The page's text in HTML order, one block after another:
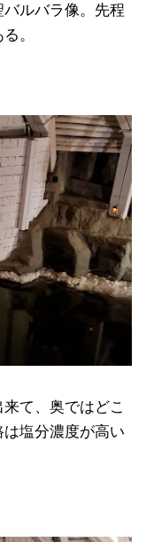
ルバラ像。先程
。
て、奥ではどこ
塩分濃度が高い